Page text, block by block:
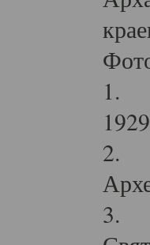
1.
2.
3.